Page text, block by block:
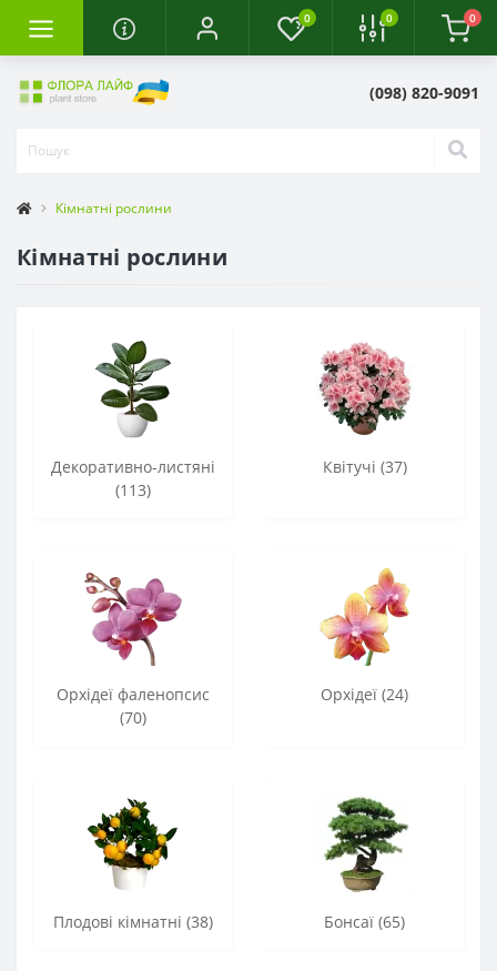
0 0 0
(098) 820-9091
Кімнатні рослини
Кімнатні рослини
Декоративно-листяні
(113)
Квітучі (37)
Орхідеї фаленопсис
(70)
Орхідеї (24)
Плодові кімнатні (38) Бонсаї (65)